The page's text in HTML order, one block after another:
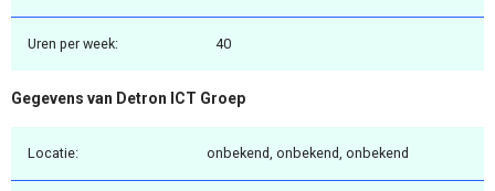
Uren per week: 40
Gegevens van Detron ICT Groep
Locatie: onbekend, onbekend, onbekend